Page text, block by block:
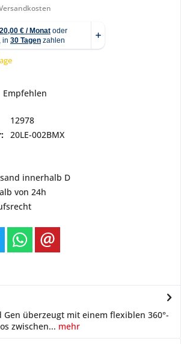
Empfehlen
12978
20LE-002BMX
innerhalb D
von 24h
Gen überzeugt mit einem flexiblen 360°-
zwischen... mehr